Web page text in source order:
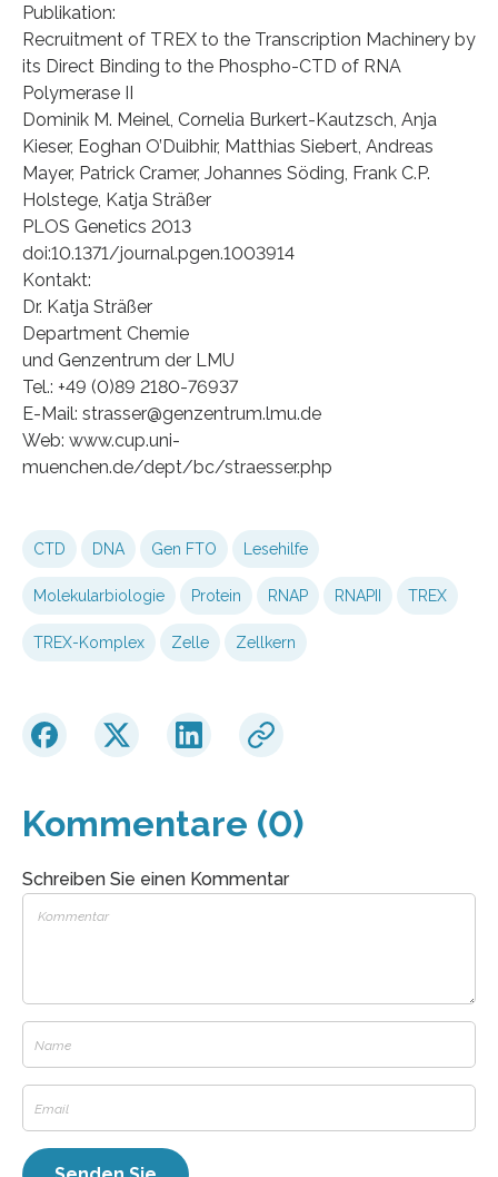
Publikation:
Recruitment of TREX to the Transcription Machinery by
its Direct Binding to the Phospho-CTD of RNA
Polymerase II
Dominik M. Meinel, Cornelia Burkert-Kautzsch, Anja
Kieser, Eoghan O’Duibhir, Matthias Siebert, Andreas
Mayer, Patrick Cramer, Johannes Söding, Frank C.P.
Holstege, Katja Sträßer
PLOS Genetics 2013
doi:10.1371/journal.pgen.1003914
Kontakt:
Dr. Katja Sträßer
Department Chemie
und Genzentrum der LMU
Tel.: +49 (0)89 2180-76937
E-Mail: strasser@genzentrum.lmu.de
Web: www.cup.uni-
muenchen.de/dept/bc/straesser.php
CTD DNA Gen FTO Lesehilfe
Molekularbiologie Protein RNAP RNAPII TREX
TREX-Komplex Zelle Zellkern
Kommentare (0)
Schreiben Sie einen Kommentar